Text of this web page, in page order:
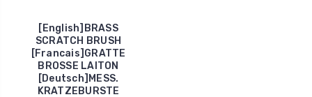
[English]BRASS
SCRATCH BRUSH
[Francais]GRATTE
BROSSE LAITON
[Deutsch]MESS.
KRATZEBURSTE